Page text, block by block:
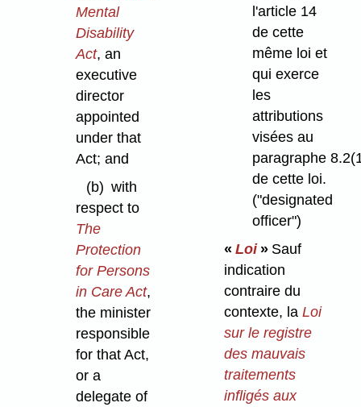
Mental
Disability
Act, an
executive
director
appointed
under that
Act; and
(b) with
respect to
The
Protection
for Persons
in Care Act,
the minister
responsible
for that Act,
or a
delegate of
l'article 14
de cette
même loi et
qui exerce
les
attributions
visées au
paragraphe
de cette loi.
("designated
officer")
« Loi»Sauf
indication
contraire du
contexte, la Loi
sur le registre
des mauvais
traitements
infligés aux